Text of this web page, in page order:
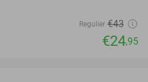
Regulier €43
€24,95